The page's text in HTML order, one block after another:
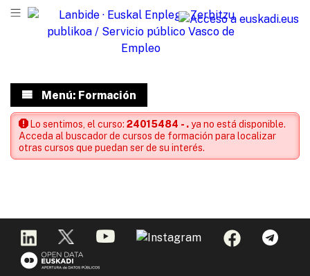
Menú: Formación
Lo sentimos, el curso:24015484 - .ya no está disponible.
Acceda al buscador de cursos de formación para localizar
otras cursos que puedan ser de su interés.